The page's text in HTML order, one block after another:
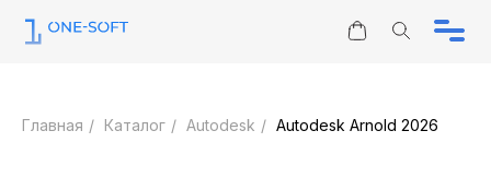
Каталог
Юридическим лицам
Главная / Каталог / Autodesk / Autodesk Arnold 2026